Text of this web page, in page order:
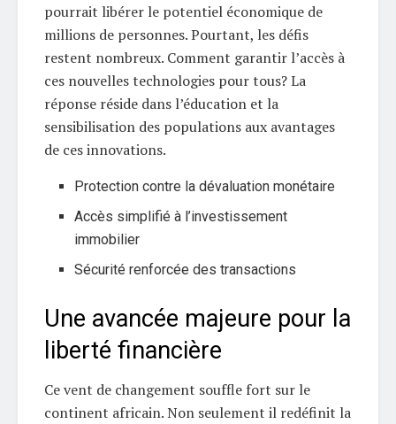
pourrait libérer le potentiel économique de
millions de personnes. Pourtant, les défis
restent nombreux. Comment garantir l’accès à
ces nouvelles technologies pour tous? La
réponse réside dans l’éducation et la
sensibilisation des populations aux avantages
de ces innovations.
Protection contre la dévaluation monétaire
Accès simplifié à l’investissement
immobilier
Sécurité renforcée des transactions
Une avancée majeure pour la
liberté financière
Ce vent de changement souffle fort sur le
continent africain. Non seulement il redéfinit la